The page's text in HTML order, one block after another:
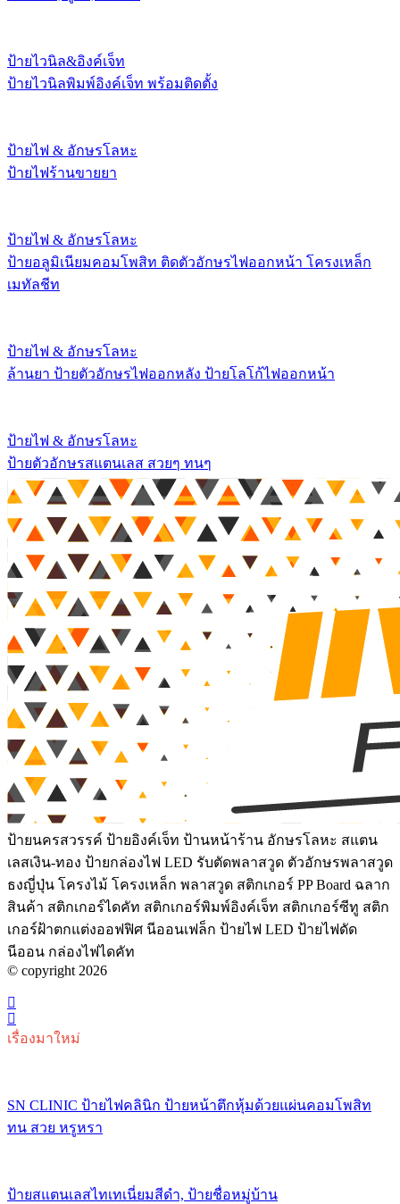
ป้ายไวนิล&อิงค์เจ็ท
ป้ายไวนิลพิมพ์อิงค์เจ็ท พร้อมติดตั้ง
ป้ายไฟ & อักษรโลหะ
ป้ายไฟร้านขายยา
ป้ายไฟ & อักษรโลหะ
ป้ายอลูมิเนียมคอมโพสิท ติดตัวอักษรไฟออกหน้า โครงเหล็ก
เมทัลชีท
ป้ายไฟ & อักษรโลหะ
ล้านยา ป้ายตัวอักษรไฟออกหลัง ป้ายโลโก้ไฟออกหน้า
ป้ายไฟ & อักษรโลหะ
ป้ายตัวอักษรสแตนเลส สวยๆ ทนๆ
ป้ายนครสวรรค์ ป้ายอิงค์เจ็ท ป้านหน้าร้าน อักษรโลหะ สแตน
เลสเงิน-ทอง ป้ายกล่องไฟ LED รับตัดพลาสวูด ตัวอักษรพลาสวูด
ธงญี่ปุ่น โครงไม้ โครงเหล็ก พลาสวูด สติกเกอร์ PP Board ฉลาก
สินค้า สติกเกอร์ไดคัท สติกเกอร์พิมพ์อิงค์เจ็ท สติกเกอร์ซีทู สติก
เกอร์ฝ้าตกแต่งออฟฟิศ นีออนเฟล็ก ป้ายไฟ LED ป้ายไฟดัด
นีออน กล่องไฟไดคัท
© copyright 2026
เรื่องมาใหม่
SN CLINIC ป้ายไฟคลินิก ป้ายหน้าตึกหุ้มด้วยแผ่นคอมโพสิท
ทน สวย หรูหรา
ป้ายสแตนเลสไทเทเนี่ยมสีดำ, ป้ายชื่อหมู่บ้าน